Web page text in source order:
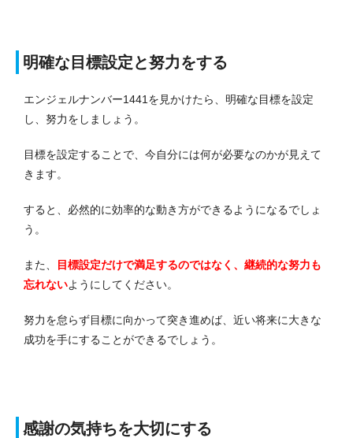
明確な目標設定と努力をする
エンジェルナンバー1441を見かけたら、明確な目標を設定
し、努力をしましょう。
目標を設定することで、今自分には何が必要なのかが見えて
きます。
すると、必然的に効率的な動き方ができるようになるでしょ
う。
また、
目標設定だけで満足するのではなく、継続的な努力も
忘れないようにしてください。
努力を怠らず目標に向かって突き進めば、近い将来に大きな
成功を手にすることができるでしょう。
感謝の気持ちを大切にする